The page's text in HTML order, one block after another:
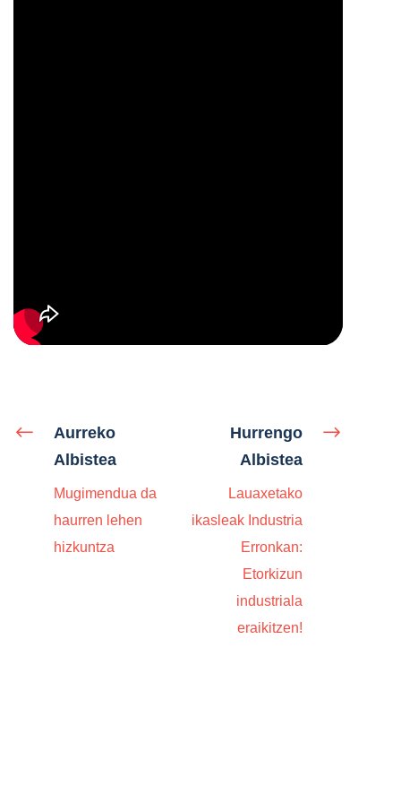
Aurreko
Albistea
Mugimendua da
haurren lehen
hizkuntza
Hurrengo
Albistea
Lauaxetako
ikasleak Industria
Erronkan:
Etorkizun
industriala
eraikitzen!